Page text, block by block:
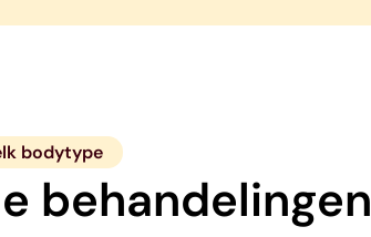
bodytype
behandelingen